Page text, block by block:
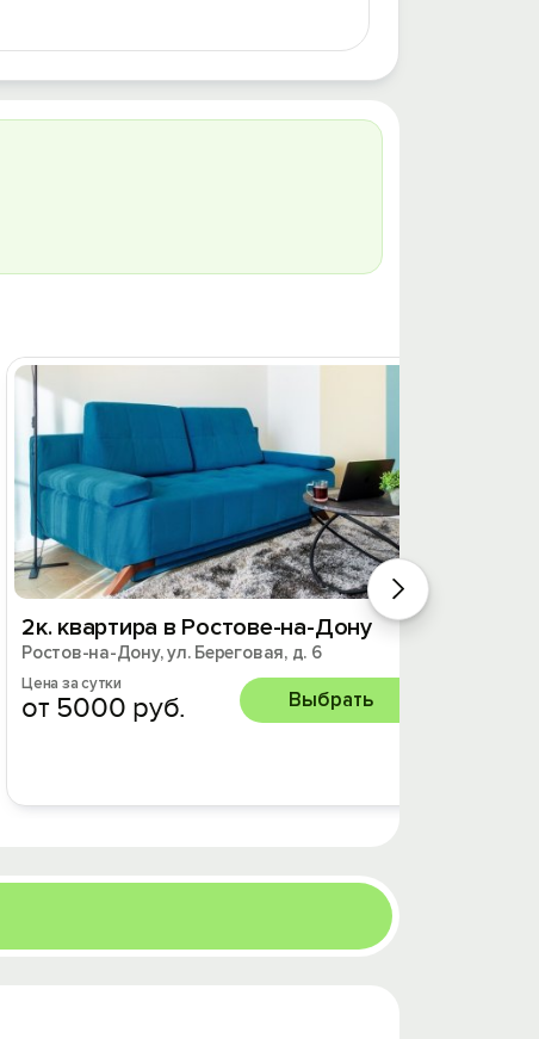
2к. квартира в Ростове-на-Дону
Ростов-на-Дону, ул. Береговая, д. 6
Цена за сутки
от 5000 руб. Выбрать